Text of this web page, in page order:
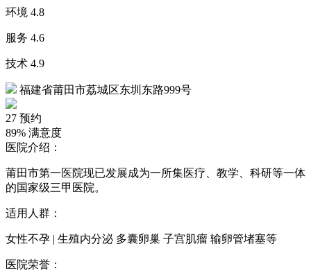
环境 4.8
服务 4.6
技术 4.9
福建省莆田市荔城区东圳东路999号
27 预约
89% 满意度
医院介绍：
莆田市第一医院现已发展成为一所集医疗、教学、科研等一体
的国家级三甲医院。
适用人群：
女性不孕 | 生殖内分泌 多囊卵巢 子宫肌瘤 输卵管堵塞等
医院荣誉：